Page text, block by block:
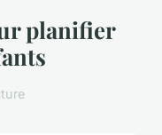
planifier